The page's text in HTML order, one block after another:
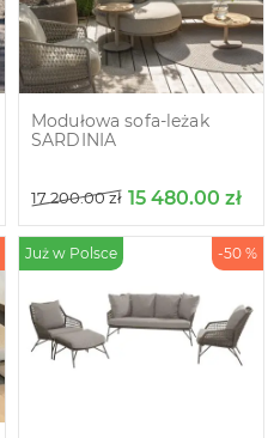
Modułowa sofa-leżak
SARDINIA
17 200.00zł 15 480.00 zł
Już w Polsce -50 %